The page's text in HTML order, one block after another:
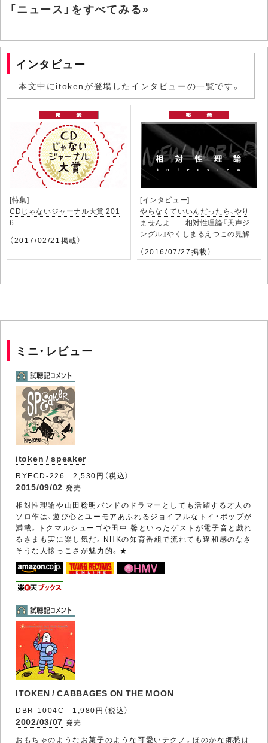
「ニュース」をすべてみる»
インタビュー
本文中にitokenが登場したインタビューの一覧です。
[特集]
CDじゃないジャーナル大賞 201
6
（2017/02/21掲載）
[インタビュー]
やらなくていいんだったら、やり
ませんよ――相対性理論『天声ジ
ングル』やくしまるえつこの見解
（2016/07/27掲載）
ミニ・レビュー
itoken / speaker
RYECD-226 2,530円（税込）
2015/09/02 発売
相対性理論や山田稔明バンドのドラマーとしても活躍する才人の
ソロ作は、遊び心とユーモアあふれるジョイフルなトイ・ポップが
満載。トクマルシューゴや田中 馨といったゲストが電子音と戯れ
るさまも実に楽し気だ。NHKの知育番組で流れても違和感のなさ
そうな人懐っこさが魅力的。★
ITOKEN / CABBAGES ON THE MOON
DBR-1004C 1,980円（税込）
2002/03/07 発売
おもちゃのようなお菓子のような可愛いテクノ。ほのかな郷愁は